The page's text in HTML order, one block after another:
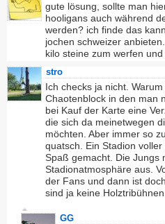
gute lösung, sollte man
hooligans auch während
werden? ich finde das
jochen schweizer
kilo steine zum werfen
stro
Ich checks ja nicht.
Chaotenblock in den man
bei Kauf der Karte eine
die sich da meinetwegen
möchten. Aber immer so
quatsch. Ein Stadion
Spaß gemacht. Die Jungs
Stadionatmosphäre aus.
der Fans und dann ist
sind ja keine Holztribühnen.
GG